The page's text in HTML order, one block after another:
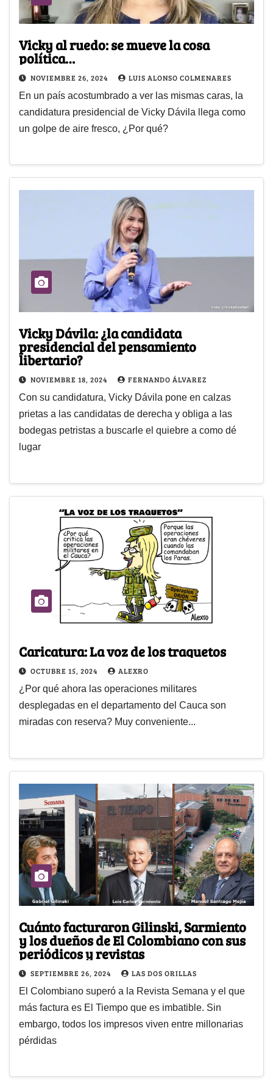
Vicky al ruedo: se mueve la cosa
política…
NOVIEMBRE 26, 2024 LUIS ALONSO COLMENARES
En un país acostumbrado a ver las mismas caras, la
candidatura presidencial de Vicky Dávila llega como
un golpe de aire fresco, ¿Por qué?
Vicky Dávila: ¿la candidata
presidencial del pensamiento
libertario?
NOVIEMBRE 18, 2024 FERNANDO ÁLVAREZ
Con su candidatura, Vicky Dávila pone en calzas
prietas a las candidatas de derecha y obliga a las
bodegas petristas a buscarle el quiebre a como dé
lugar
Caricatura: La voz de los traquetos
OCTUBRE 15, 2024 ALEXRO
¿Por qué ahora las operaciones militares
desplegadas en el departamento del Cauca son
miradas con reserva? Muy conveniente...
Cuánto facturaron Gilinski, Sarmiento
y los dueños de El Colombiano con sus
periódicos y revistas
SEPTIEMBRE 26, 2024 LAS DOS ORILLAS
El Colombiano superó a la Revista Semana y el que
más factura es El Tiempo que es imbatible. Sin
embargo, todos los impresos viven entre millonarias
pérdidas